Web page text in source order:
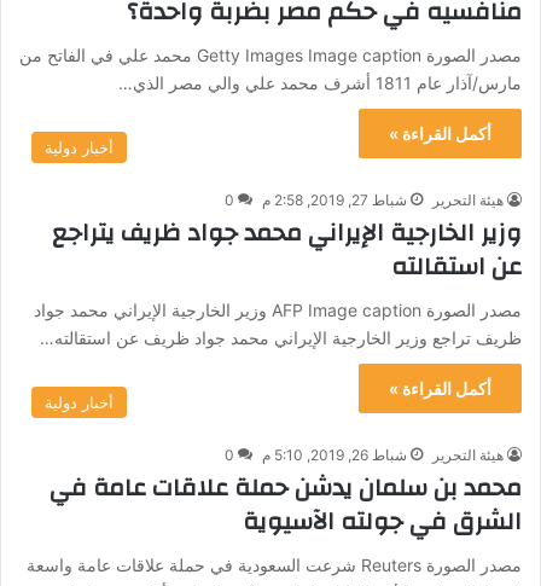
منافسيه في حكم مصر بضربة واحدة؟
مصدر الصورة Getty Images Image caption محمد علي في الفاتح من
مارس/آذار عام 1811 أشرف محمد علي والي مصر الذي…
أكمل القراءة »
أخبار دولية
هيئة التحرير شباط 27, 2019, 2:58 م 0
وزير الخارجية الإيراني محمد جواد ظريف يتراجع
عن استقالته
مصدر الصورة AFP Image caption وزير الخارجية الإيراني محمد جواد
ظريف تراجع وزير الخارجية الإيراني محمد جواد ظريف عن استقالته…
أكمل القراءة »
أخبار دولية
هيئة التحرير شباط 26, 2019, 5:10 م 0
محمد بن سلمان يدشن حملة علاقات عامة في
الشرق في جولته الآسيوية
مصدر الصورة Reuters شرعت السعودية في حملة علاقات عامة واسعة